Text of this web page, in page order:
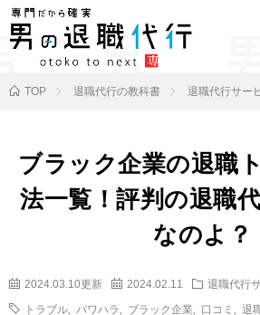
TOP 退職代行の教科書 退職代行サー
ブラック企業の退職
法一覧！評判の退職
なのよ？
2024.03.10更新 2024.02.11 退職代行
トラブル パワハラ ブラック企業 口コミ 退